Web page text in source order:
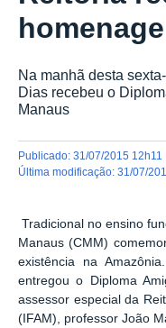
Na manhã desta
Dias recebeu o
Manaus
publicado: 31/07/2015 12h11
última modificação: 31/07/
Tradicional no ensino
Manaus (CMM)
existência na
entregou o Diploma
assessor especial da
(IFAM), professor João